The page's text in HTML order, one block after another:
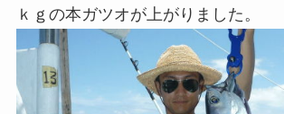
ｋｇの本ガツオが上がりました。